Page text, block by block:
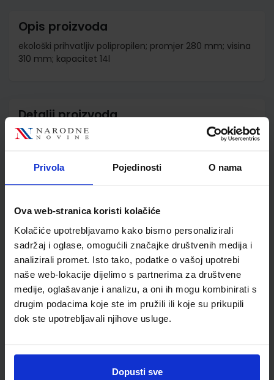
Privola Pojedinosti O nama
Ova web-stranica koristi kolačiće
Kolačiće upotrebljavamo kako bismo personalizirali
sadržaj i oglase, omogućili značajke društvenih medija i
analizirali promet. Isto tako, podatke o vašoj upotrebi
naše web-lokacije dijelimo s partnerima za društvene
medije, oglašavanje i analizu, a oni ih mogu kombinirati s
drugim podacima koje ste im pružili ili koje su prikupili
dok ste upotrebljavali njihove usluge.
Dopusti sve
Opis proizvoda
ekološki prihvatljiv polipropilen; promjer 280 mm; visina
310 mm; kapacitet 14l
Detalji proizvoda
Šifra proizvoda
Jedinična mjera
kom
Newsletter prijava